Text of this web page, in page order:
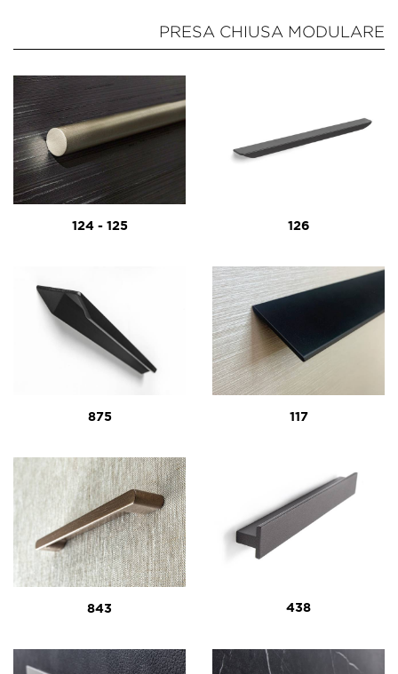
PRESA CHIUSA MODULARE
124 - 125 126
875 117
843 438